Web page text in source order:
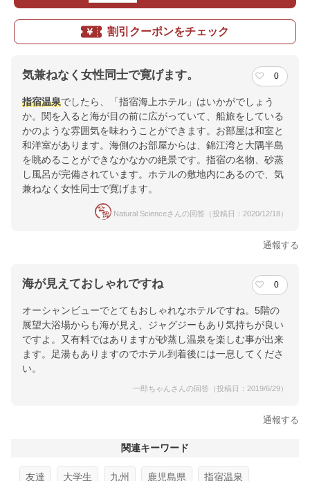
割引クーポンをチェック
気兼ねなく女性同士で寛げます。 0
指宿温泉でしたら、「指宿海上ホテル」はいかがでしょう
か。関を入ると海が目の前に広がっていて、船旅をしている
かのような雰囲気を味わうことができます。お部屋は和室と
和洋室があります。海側のお部屋からは、錦江湾と大隅半島
を眺めることができなかなかの絶景です。指宿の名物、砂蒸
し風呂が完備されています。ホテルの敷地内にあるので、気
兼ねなく女性同士で寛げます。
Natural Scienceさんの回答（投稿日：2020/12/18）
通報する
海が見えておしゃれですね 0
オーシャンビューでとてもおしゃれなホテルですね。5階の
展望大浴場からも海が見え、ジャグジーもあり気持ちが良い
ですよ。又有料ではありますが砂蒸し温泉を楽しむ事が出来
ます。足湯もありますのでホテル到着後には一息してくださ
い。
一郎ちゃんさんの回答（投稿日：2019/6/29）
通報する
関連キーワード
友達 大学生 九州 鹿児島県 指宿温泉